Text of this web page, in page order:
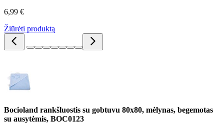
6,99 €
Žiūrėti produktą
Bocioland rankšluostis su gobtuvu 80x80, mėlynas, begemotas
su ausytėmis, BOC0123